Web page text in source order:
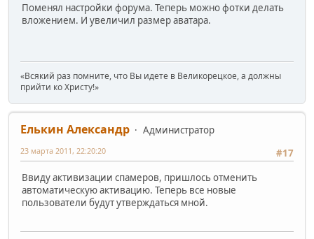
Поменял настройки форума. Теперь можно фотки делать
вложением. И увеличил размер аватара.
«Всякий раз помните, что Вы идете в Великорецкое, а должны
прийти ко Христу!»
Елькин Александр
Администратор
#17
23 марта 2011, 22:20:20
Ввиду активизации спамеров, пришлось отменить
автоматическую активацию. Теперь все новые
пользователи будут утверждаться мной.